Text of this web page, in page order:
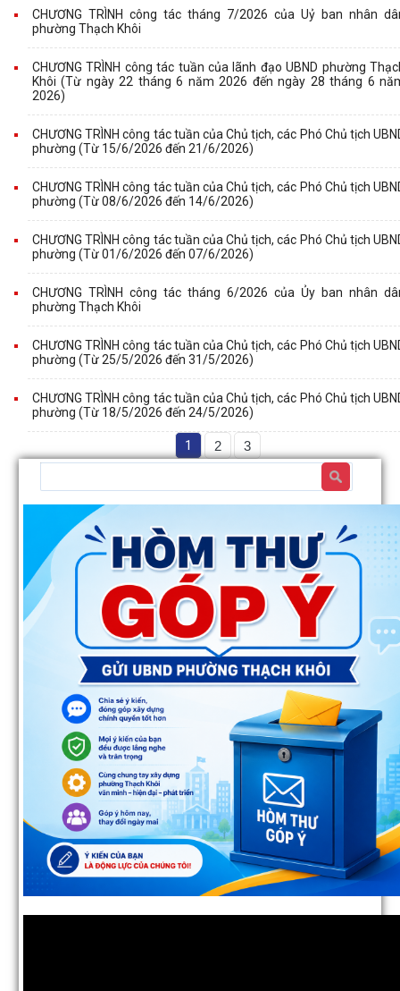
CHƯƠNG TRÌNH công tác tháng 7/2026 của Uỷ ban nhân
phường Thạch Khôi
CHƯƠNG TRÌNH công tác tuần của lãnh đạo UBND phường
Khôi (Từ ngày 22 tháng 6 năm 2026 đến ngày 28 tháng 6
2026)
CHƯƠNG TRÌNH công tác tuần của Chủ tịch, các Phó Chủ tịch
phường (Từ 15/6/2026 đến 21/6/2026)
CHƯƠNG TRÌNH công tác tuần của Chủ tịch, các Phó Chủ tịch
phường (Từ 08/6/2026 đến 14/6/2026)
CHƯƠNG TRÌNH công tác tuần của Chủ tịch, các Phó Chủ tịch
phường (Từ 01/6/2026 đến 07/6/2026)
CHƯƠNG TRÌNH công tác tháng 6/2026 của Ủy ban nhân
phường Thạch Khôi
CHƯƠNG TRÌNH công tác tuần của Chủ tịch, các Phó Chủ tịch
phường (Từ 25/5/2026 đến 31/5/2026)
CHƯƠNG TRÌNH công tác tuần của Chủ tịch, các Phó Chủ tịch
phường (Từ 18/5/2026 đến 24/5/2026)
1 2 3